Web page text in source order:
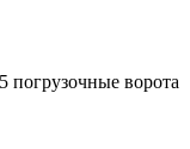
ворота